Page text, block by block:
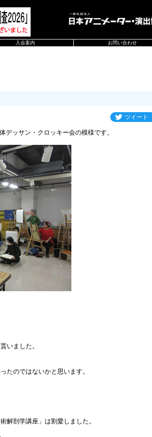
入会案内 お問い合わせ
ツイート
ッサン・クロッキー会の模様です。
いました。
のではないかと思います。
剖学講座」は割愛しました。